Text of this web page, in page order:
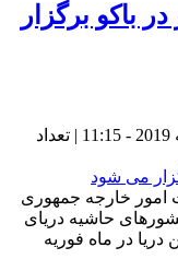
باکو برگزار
شناسه خبر : 17617 | تاریخ انتشار : 05 فوریه 2019 - 11:15 | تعداد
امور خارجه جمهوری
حاشیه دریای
در ماه فوریه